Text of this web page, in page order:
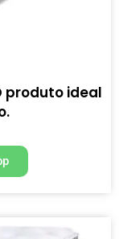
produto ideal